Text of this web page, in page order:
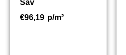
Sav
€96,19 p/m²